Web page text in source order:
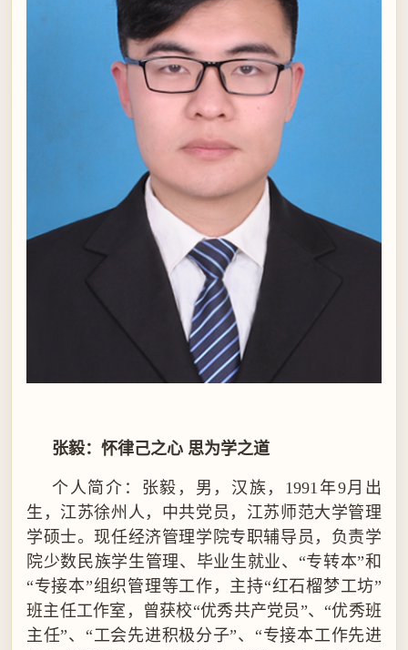
张毅：怀律己之心 思为学之道
个人简介：张毅，男，汉族， 1991年9月出
生，江苏徐州人，中共党员，江苏师范大学管理
学硕士。现任经济管理学院专职辅导员，负责学
院少数民族学生管理、毕业生就业、“专转本”和
“专接本”组织管理等工作，主持“红石榴梦工坊”
班主任工作室，曾获校“优秀共产党员”、“优秀班
主任”、“工会先进积极分子”、“专接本工作先进